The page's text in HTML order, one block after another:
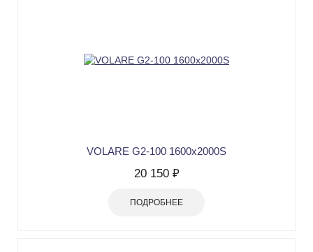
VOLARE G2-100 1600х2000S
20 150 ₽
ПОДРОБНЕЕ